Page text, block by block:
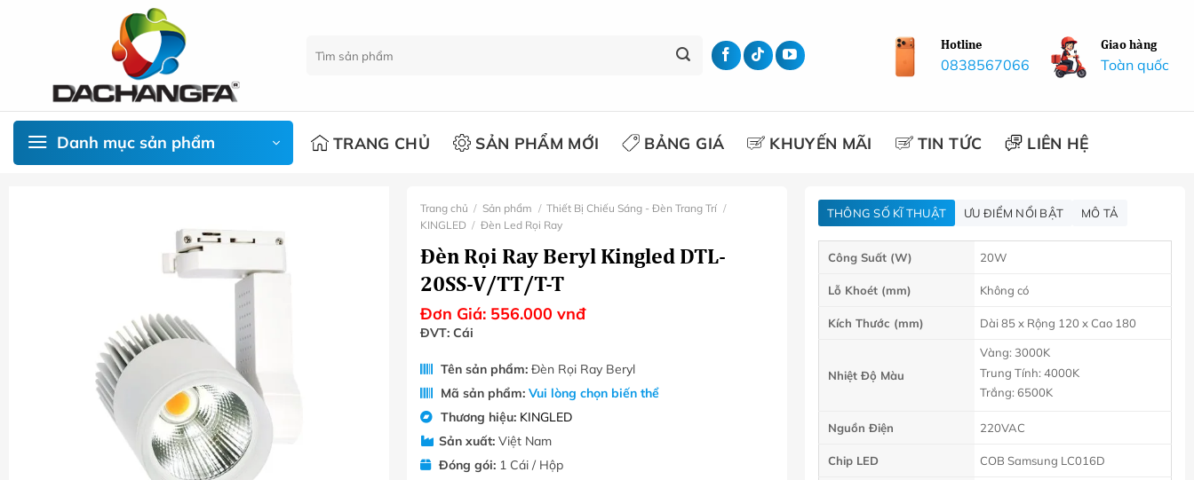
kiếm:
Hotline
0838567066
Giao hàng
Toàn quốc
Danh mục sản phẩm TRANG CHỦ SẢN PHẨM MỚI BẢNG GIÁ KHUYẾN MÃI TIN TỨC LIÊN HỆ
Trang chủ / Sản phẩm / Thiết Bị Chiếu Sáng - Đèn Trang Trí /
KINGLED / Đèn Led Rọi Ray
Đèn Rọi Ray Beryl Kingled DTL-
20SS-V/TT/T-T
Đơn Giá: 556.000 vnđ
ĐVT: Cái
Tên sản phẩm:Đèn Rọi Ray Beryl
Mã sản phẩm: Vui lòng chọn biến thể
Thương hiệu: KINGLED
Sản xuất:Việt Nam
Đóng gói:1 Cái / Hộp
THÔNG SỐ KĨ THUẬT ƯU ĐIỂM NỔI BẬT MÔ TẢ
Công Suất (W) 20W
Lỗ Khoét (mm) Không có
Kích Thước (mm) Dài 85 x Rộng 120 x Cao 180
Nhiệt Độ Màu
Vàng: 3000K
Trung Tính: 4000K
Trắng: 6500K
Nguồn Điện 220VAC
Chip LED COB Samsung LC016D